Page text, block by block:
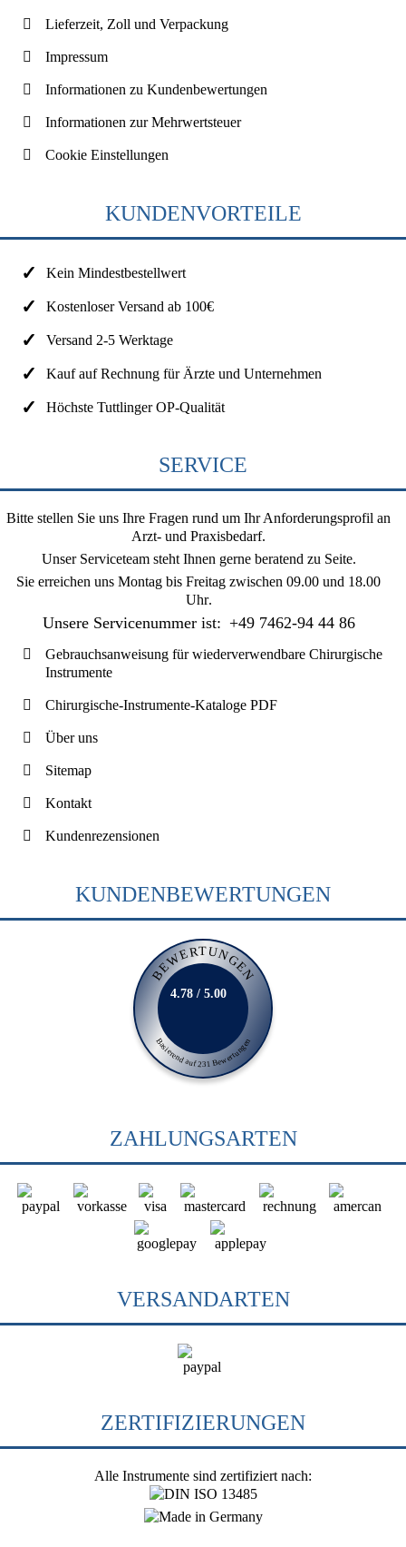
Lieferzeit, Zoll und Verpackung
Impressum
Informationen zu Kundenbewertungen
Informationen zur Mehrwertsteuer
Cookie Einstellungen
KUNDENVORTEILE
Kein Mindestbestellwert
Kostenloser Versand ab 100€
Versand 2-5 Werktage
Kauf auf Rechnung für Ärzte und Unternehmen
Höchste Tuttlinger OP-Qualität
SERVICE
Bitte stellen Sie uns Ihre Fragen rund um Ihr Anforderungsprofil an
Arzt- und Praxisbedarf.
Unser Serviceteam steht Ihnen gerne beratend zu Seite.
Sie erreichen uns Montag bis Freitag zwischen 09.00 und 18.00
Uhr.
Unsere Servicenummer ist: +49 7462-94 44 86
Gebrauchsanweisung für wiederverwendbare Chirurgische
Instrumente
Chirurgische-Instrumente-Kataloge PDF
Über uns
Sitemap
Kontakt
Kundenrezensionen
KUNDENBEWERTUNGEN
BEWERTUNGEN
Basierend auf 231 Bewertungen
4.78 / 5.00
ZAHLUNGSARTEN
VERSANDARTEN
ZERTIFIZIERUNGEN
Alle Instrumente sind zertifiziert nach: